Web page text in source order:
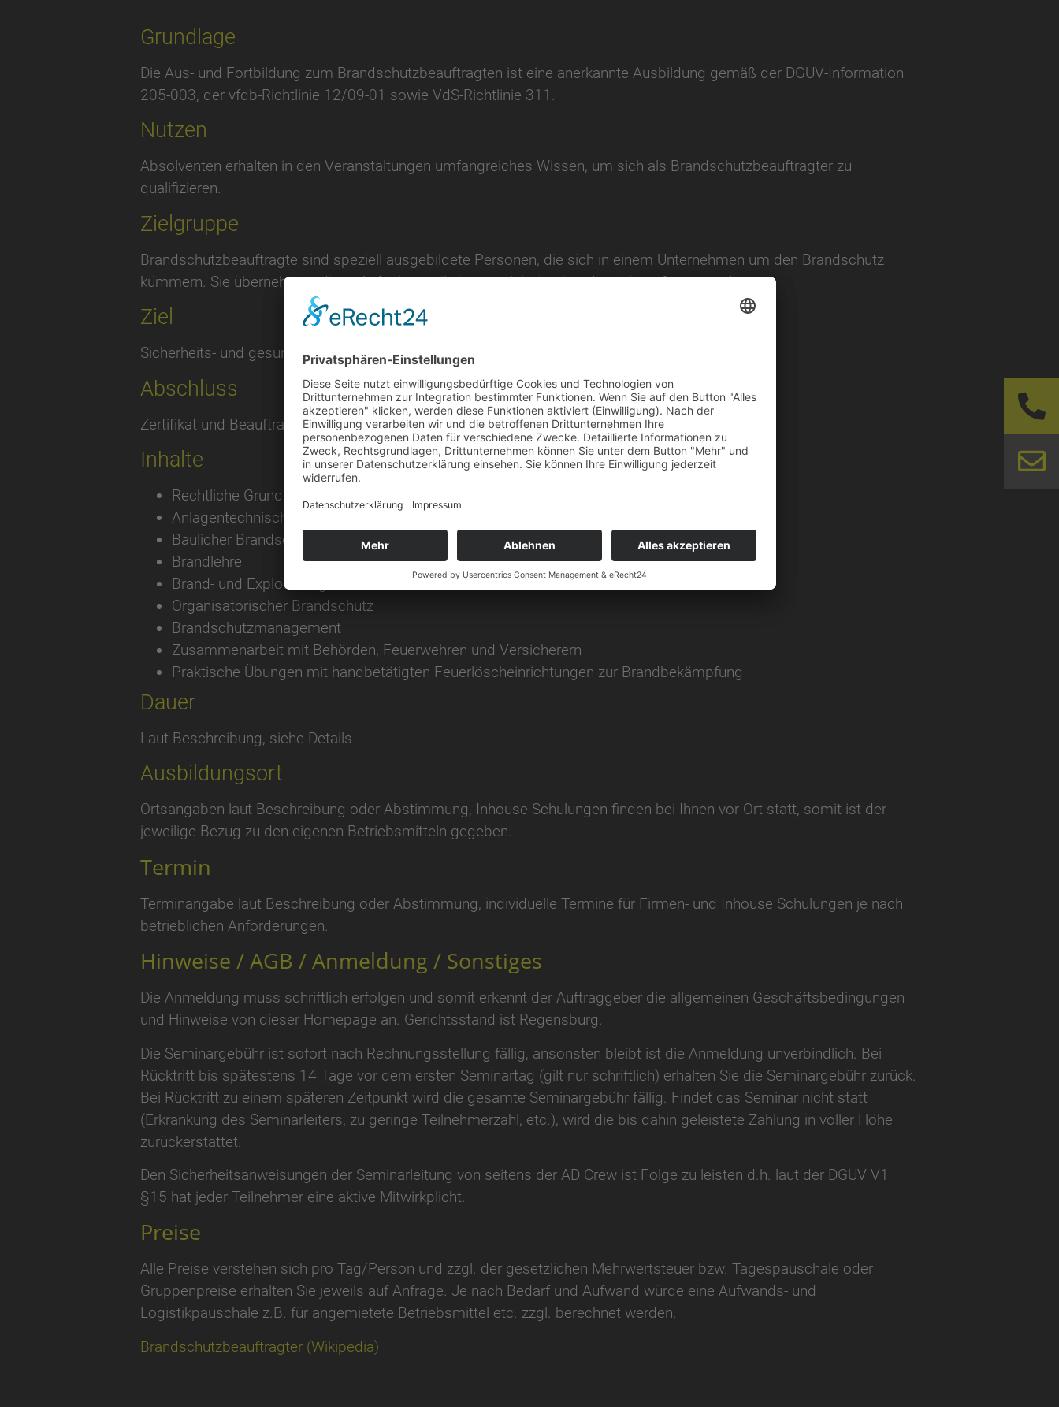
Grundlage
Die Aus- und Fortbildung zum Brandschutzbeauftragten ist eine anerkannte Ausbildung gemäß der DGUV-Information
205-003, der vfdb-Richtlinie 12/09-01 sowie VdS-Richtlinie 311.
Nutzen
Absolventen erhalten in den Veranstaltungen umfangreiches Wissen, um sich als Brandschutzbeauftragter zu
qualifizieren.
Zielgruppe
Brandschutzbeauftragte sind speziell ausgebildete Personen, die sich in einem Unternehmen um den Brandschutz
kümmern. Sie übernehmen diese Aufgabe, weil sie vom Arbeitgeber damit beauftragt werden.
Ziel
Sicherheits- und gesundheitsgerechtes Verhalten im Betrieb, d.h. WISSEN – KÖNNEN – WOLLEN
Abschluss
Zertifikat und Beauftragung laut gesetzlicher Vorgabe
Inhalte
Rechtliche Grundlagen
Anlagentechnischer Brandschutz
Baulicher Brandschutz
Brandlehre
Brand- und Explosionsgefahren, besondere Brandrisiken
Organisatorischer Brandschutz
Brandschutzmanagement
Zusammenarbeit mit Behörden, Feuerwehren und Versicherern
Praktische Übungen mit handbetätigten Feuerlöscheinrichtungen zur Brandbekämpfung
Dauer
Laut Beschreibung, siehe Details
Ausbildungsort
Ortsangaben laut Beschreibung oder Abstimmung, Inhouse-Schulungen finden bei Ihnen vor Ort statt, somit ist der
jeweilige Bezug zu den eigenen Betriebsmitteln gegeben.
Termin
Terminangabe laut Beschreibung oder Abstimmung, individuelle Termine für Firmen- und Inhouse Schulungen je nach
betrieblichen Anforderungen.
Hinweise / AGB / Anmeldung / Sonstiges
Die Anmeldung muss schriftlich erfolgen und somit erkennt der Auftraggeber die allgemeinen Geschäftsbedingungen
und Hinweise von dieser Homepage an. Gerichtsstand ist Regensburg.
Die Seminargebühr ist sofort nach Rechnungsstellung fällig, ansonsten bleibt ist die Anmeldung unverbindlich. Bei
Rücktritt bis spätestens 14 Tage vor dem ersten Seminartag (gilt nur schriftlich) erhalten Sie die Seminargebühr zurück.
Bei Rücktritt zu einem späteren Zeitpunkt wird die gesamte Seminargebühr fällig. Findet das Seminar nicht statt
(Erkrankung des Seminarleiters, zu geringe Teilnehmerzahl, etc.), wird die bis dahin geleistete Zahlung in voller Höhe
zurückerstattet.
Den Sicherheitsanweisungen der Seminarleitung von seitens der AD Crew ist Folge zu leisten d.h. laut der DGUV V1
§15 hat jeder Teilnehmer eine aktive Mitwirkplicht.
Preise
Alle Preise verstehen sich pro Tag/Person und zzgl. der gesetzlichen Mehrwertsteuer bzw. Tagespauschale oder
Gruppenpreise erhalten Sie jeweils auf Anfrage. Je nach Bedarf und Aufwand würde eine Aufwands- und
Logistikpauschale z.B. für angemietete Betriebsmittel etc. zzgl. berechnet werden.
Brandschutzbeauftragter (Wikipedia)